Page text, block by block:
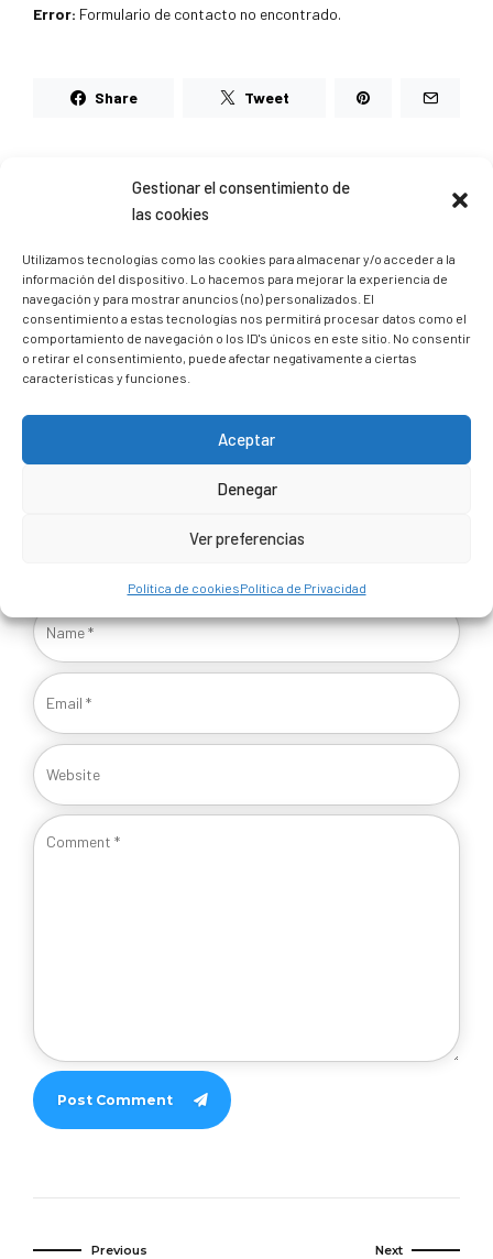
Gestionar el consentimiento de
las cookies
Utilizamos tecnologías como las cookies para almacenar y/o acceder a la
información del dispositivo. Lo hacemos para mejorar la experiencia de
navegación y para mostrar anuncios (no) personalizados. El
consentimiento a estas tecnologías nos permitirá procesar datos como el
comportamiento de navegación o los ID's únicos en este sitio. No consentir
o retirar el consentimiento, puede afectar negativamente a ciertas
características y funciones.
Aceptar
Denegar
Ver preferencias
Política de cookiesPolítica de Privacidad
Error: Formulario de contacto no encontrado.
Share Tweet
Share on social networks
Leave a Reply
Your email address will not be published. Required fields are
Post Comment
Previous Next